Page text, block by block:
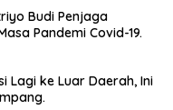
Budi Penjaga
Pandemi Covid-19.
Lagi ke Luar Daerah, Ini